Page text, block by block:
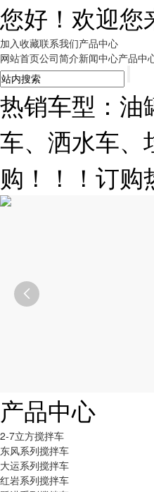
您好！欢迎
加入收藏联系我们产品中心
网站首页公司简介新闻中心产品中
热销车型：油
车、洒水车、
购！！！订

产品中心
2-7立方搅拌车
东风系列搅拌车
大运系列搅拌车
红岩系列搅拌车